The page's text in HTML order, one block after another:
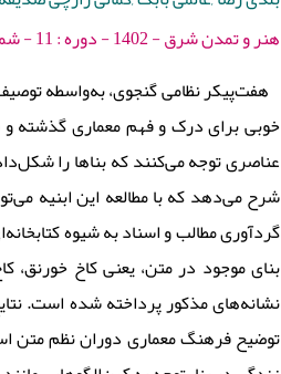
هنر و تمدن شرق - 1402 - دوره : 11 - شماره : 41 - صفحه:46 -59
هفت‌پیکر نظامی گنجوی، به‌واسطه‌
خوبی برای درک و فهم معماری گذشته و
عناصری توجه می‌کنند که بناها را
شرح می‌دهد که با مطالعه‌ این ابنیه
گردآوری مطالب و اسناد به شیوه‌
بنای موجود در متن، یعنی کاخ
نشانه‌های مذکور پرداخته‌ شده است.
توضیح فرهنگ معماری دوران نظم متن